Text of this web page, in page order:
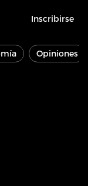
Inscribirse
Opiniones